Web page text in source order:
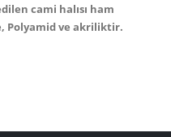
cami halısı ham
Polyamid ve akriliktir.